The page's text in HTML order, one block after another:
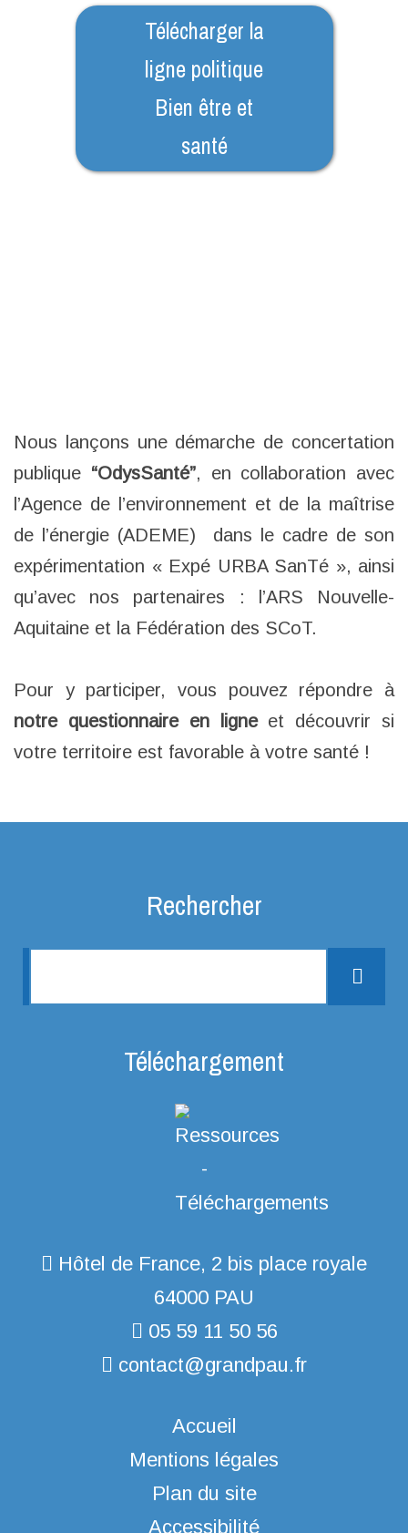
Télécharger la
ligne politique
Bien être et
santé
Vous avez envie d’imaginer avec nous des
Nous lançons une démarche de concertation
publique “OdysSanté”, en collaboration avec
l’Agence de l’environnement et de la maîtrise
de l’énergie (ADEME) dans le cadre de son
expérimentation « Expé URBA SanTé », ainsi
qu’avec nos partenaires : l’ARS Nouvelle-
Aquitaine et la Fédération des SCoT.
Pour y participer, vous pouvez répondre à
notre questionnaire en ligneet découvrir si
votre territoire est favorable à votre santé !
Rechercher
Téléchargement
Hôtel de France, 2 bis place royale
64000 PAU
05 59 11 50 56
contact@grandpau.fr
Accueil
Mentions légales
Plan du site
Accessibilité